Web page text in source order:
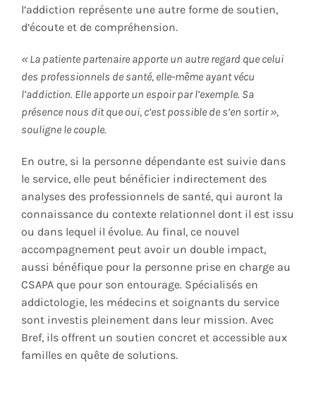
l’addiction représente une autre forme de soutien,
d’écoute et de compréhension.
« La patiente partenaire apporte un autre regard que celui
des professionnels de santé, elle-même ayant vécu
l’addiction. Elle apporte un espoir par l’exemple. Sa
présence nous dit que oui, c’est possible de s’en sortir »,
souligne le couple.
En outre, si la personne dépendante est suivie dans
le service, elle peut bénéficier indirectement des
analyses des professionnels de santé, qui auront la
connaissance du contexte relationnel dont il est issu
ou dans lequel il évolue. Au final, ce nouvel
accompagnement peut avoir un double impact,
aussi bénéfique pour la personne prise en charge au
CSAPA que pour son entourage. Spécialisés en
addictologie, les médecins et soignants du service
sont investis pleinement dans leur mission. Avec
Bref, ils offrent un soutien concret et accessible aux
familles en quête de solutions.